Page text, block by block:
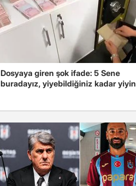
Dosyaya giren şok ifade: 5 Sene
buradayız, yiyebildiğiniz kadar yiyin